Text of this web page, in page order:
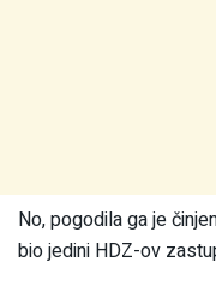
No, pogodila ga je
bio jedini HDZ-ov